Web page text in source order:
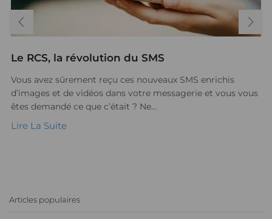
Le RCS, la révolution du SMS
Vous avez sûrement reçu ces nouveaux SMS enrichis
d’images et de vidéos dans votre messagerie et vous vous
êtes demandé ce que c’était ? Ne...
Lire La Suite
Articles populaires